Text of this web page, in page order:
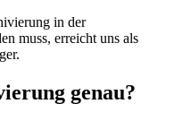
in der
muss, erreicht uns als
genau?